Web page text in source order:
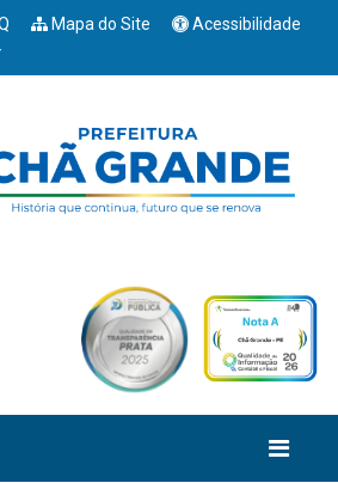
Mapa do Site
Acessibilidade